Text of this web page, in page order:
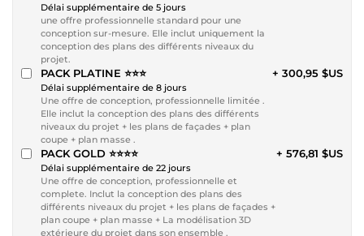
Délai supplémentaire de 5 jours
une offre professionnelle standard pour une
conception sur-mesure. Elle inclut uniquement la
conception des plans des différents niveaux du
projet.
PACK PLATINE ⭐⭐⭐
Délai supplémentaire de 8 jours
Une offre de conception, professionnelle limitée .
Elle inclut la conception des plans des différents
niveaux du projet + les plans de façades + plan
coupe + plan masse .
+ 300,95 $US
PACK GOLD ⭐⭐⭐⭐
Délai supplémentaire de 22 jours
Une offre de conception, professionnelle et
complete. Inclut la conception des plans des
différents niveaux du projet + les plans de façades +
plan coupe + plan masse + La modélisation 3D
extérieure du projet dans son ensemble .
+ 576,81 $US